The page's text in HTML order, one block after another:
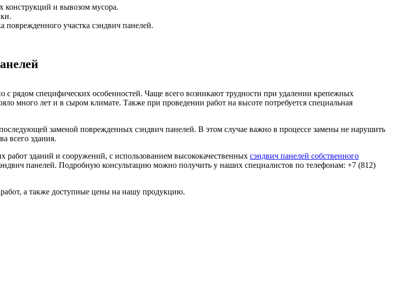
конструкций и вывозом мусора.
поврежденного участка сэндвич панелей.
с рядом специфических особенностей. Чаще всего возникают трудности при удалении крепежных
много лет и в сыром климате. Также при проведении работ на высоте потребуется специальная
заменой поврежденных сэндвич панелей. В этом случае важно в процессе замены не нарушить
всего здания.
зданий и сооружений, с использованием высококачественных сэндвич панелей собственного
панелей. Подробную консультацию можно получить у наших специалистов по телефонам: +7 (812)
а также доступные цены на нашу продукцию.